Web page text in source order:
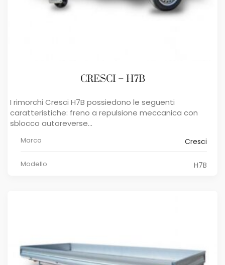
CRESCI – H7B
I rimorchi ​Cresci H7B ​possiedono le seguenti
caratteristiche: freno a repulsione meccanica con
sblocco autoreverse...
Marca Cresci
Modello H7B